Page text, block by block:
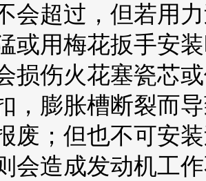
会超过，但若用
或用梅花扳手安
损伤火花塞瓷芯
，膨胀槽断裂而
废；但也不可安
会造成发动机工